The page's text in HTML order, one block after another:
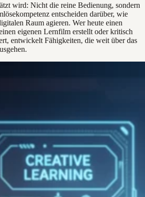
wird: Nicht die reine Bedienung, sondern
entscheiden darüber, wie
Raum agieren. Wer heute einen
eigenen Lernfilm erstellt oder kritisch
entwickelt Fähigkeiten, die weit über das